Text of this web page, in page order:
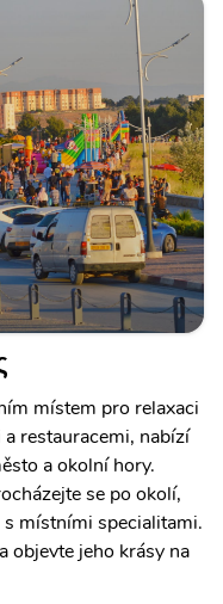
místem pro relaxaci
restauracemi, nabízí
a okolní hory.
se po okolí,
místními specialitami.
objevte jeho krásy na